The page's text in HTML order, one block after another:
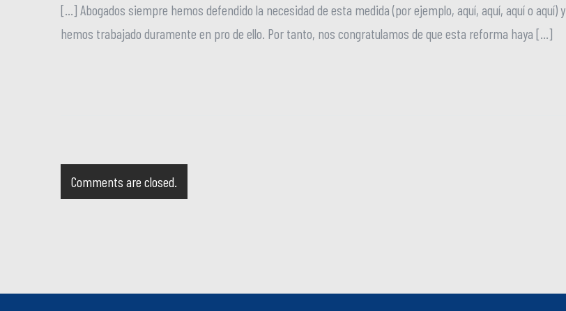
[…] Abogados siempre hemos defendido la necesidad de esta medida (por ejemplo, aquí, aquí, aquí o aquí) y
hemos trabajado duramente en pro de ello. Por tanto, nos congratulamos de que esta reforma haya […]
Comments are closed.